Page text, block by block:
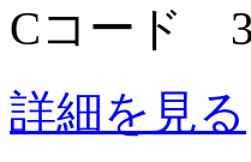
Cコード
詳細を見る